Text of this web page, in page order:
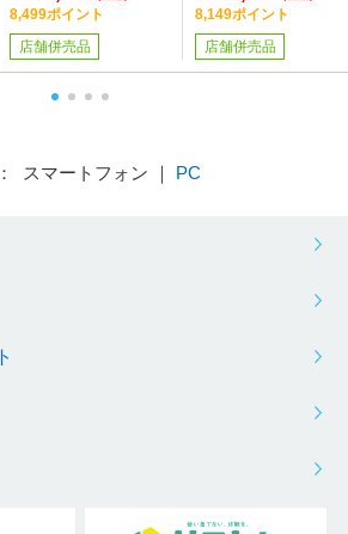
orce RTX 4060 Laptop
(8GB)／15.6インチ／
Windows11 Home］
8,499ポイント
店舗併売品
3060 Laptop(6GB)／1
5.6インチ／Windows1
1 Home］
8,149ポイント
店舗併売品
スマートフォン ｜ PC